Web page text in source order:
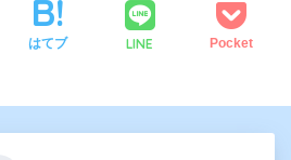
はてブ LINE Pocket